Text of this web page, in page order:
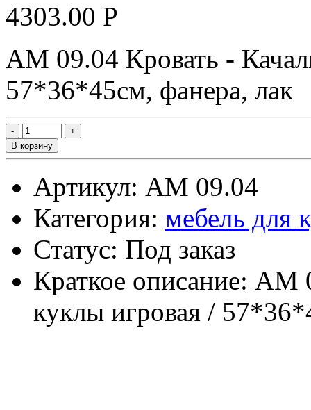
4303.00 Р
АМ 09.04 Кровать -
57*36*45см, фанера, лак
В корзину
Артикул: АМ 09.04
Категория: мебель для
Статус: Под заказ
Краткое описание: АМ
куклы игровая /